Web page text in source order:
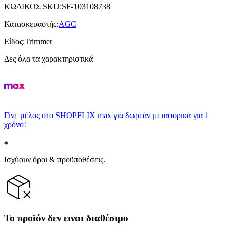
ΚΩΔΙΚΟΣ SKU:SF-103108738
Κατασκευαστής:AGC
Είδος:Trimmer
Δες όλα τα χαρακτηριστικά
Γίνε μέλος στο SHOPFLIX max για δωρεάν μεταφορικά για 1
χρόνο!
Ισχύουν όροι & προϋποθέσεις.
Το προϊόν δεν ειναι διαθέσιμο